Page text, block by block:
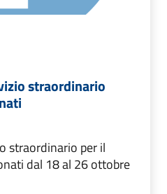
straordinario
straordinario per il
dal 18 al 26 ottobre